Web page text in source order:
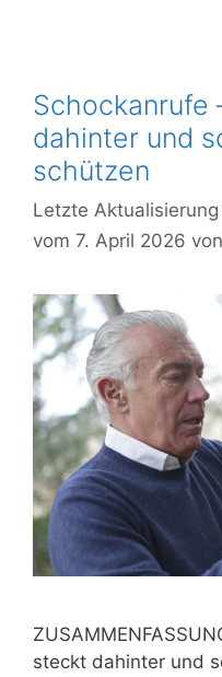
Schockanrufe
dahinter und
schützen
7. April 2026 von
steckt dahinter und